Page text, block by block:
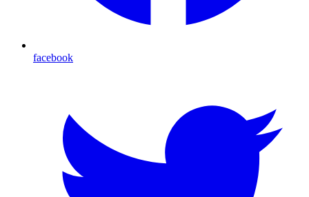
facebook